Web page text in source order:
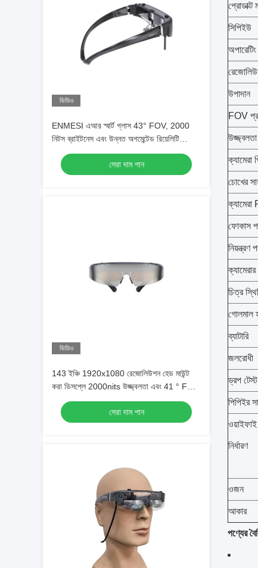
ভিডিও
ENMESI এআর স্মার্ট গ্লাস 43° FOV, 2000
নিটস ব্রাইটনেস এবং উন্নত অগমেন্টেড রিয়েলিটি
অভিজ্ঞতার জন্য USB-C ইন্টারফেস সহ
সেরা দাম পান
ভিডিও
143 ইঞ্চি 1920x1080 রেজোলিউশন হেড মাউন্ট
করা ডিসপ্লে 2000nits উজ্জ্বলতা এবং 41 ° FOV
এআর চশমা সহ
সেরা দাম পান
প্রোডাক্ট
সিপিইউ
উপাদান
FOV
উজ্জ্বলতা
ক্যামেরা
চোখের
ফোকাস
নিয়ন্ত্রণ
চিত্র
গোলমাল
ব্যাটারি
জলরোধী
ড্রপ টেস্ট
পিপিইর
নির্ধারণ
ওজন
আকার
পণ্যের